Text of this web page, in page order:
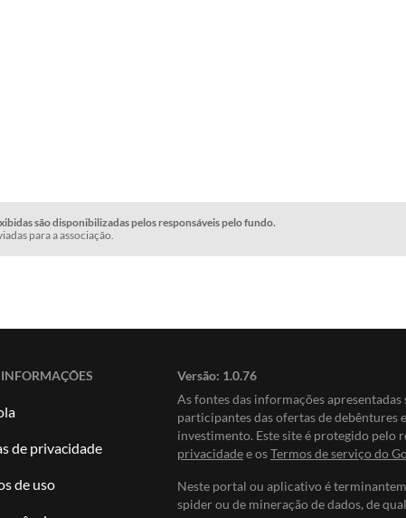
são disponibilizadas pelos responsáveis pelo fundo.
para a associação.
de privacidade
de uso
Versão: 1.0.76
As fontes das informações
participantes das ofertas de debêntures
investimento. Este site é protegido pelo
privacidadee osTermos de serviço do
Neste portal ou aplicativo é
spider ou de mineração de dados, de